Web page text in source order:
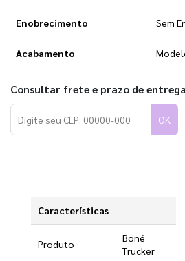
Enobrecimento Sem
Acabamento
Consultar frete e prazo de entrega
OK
Características
Produto
Boné
Trucker